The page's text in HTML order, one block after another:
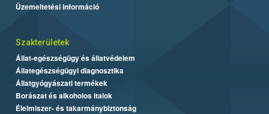
Üzemeltetési információ
Szakterületek
Állat-egészségügy és állatvédelem
Állategészségügyi diagnosztika
Állatgyógyászati termékek
Borászat és alkoholos italok
Élelmiszer- és takarmánybiztonság